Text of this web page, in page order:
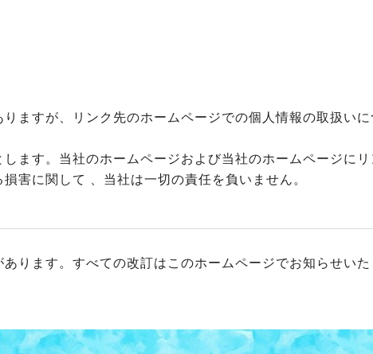
ますが、リンク先のホームページでの個人情報の取扱い
ます。当社のホームページおよび当社のホームページに
害に関して 、当社は一切の責任を負いません。
ります。すべての改訂はこのホームページでお知らせいた